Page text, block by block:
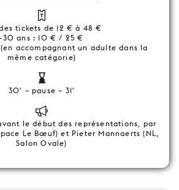
tickets de 12 € à 48 €
-30 ans : 10 € / 25 €
accompagnant un adulte dans la
même catégorie)
30' – pause – 31'
le début des représentations, par
Le Bœuf) et Pieter Mannaerts (NL,
Salon Ovale)